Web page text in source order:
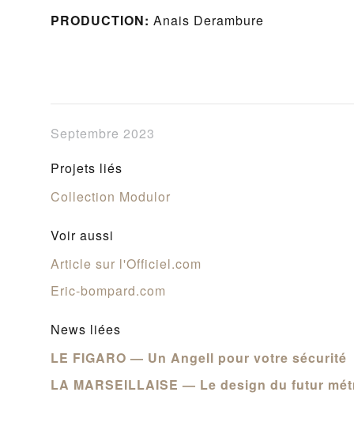
PRODUCTION: Anais Derambure
Septembre 2023
Projets liés
Collection Modulor
Voir aussi
Article sur l'Officiel.com
Eric-bompard.com
News liées
LE FIGARO — Un Angell pour votre sécurité
LA MARSEILLAISE — Le design du futur